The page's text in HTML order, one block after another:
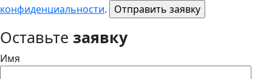
конфиденциальности.
Оставьте заявку
Имя